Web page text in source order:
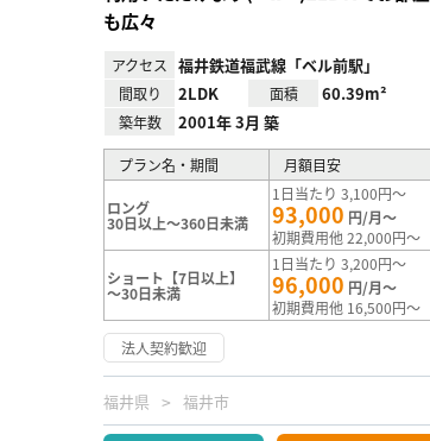
も広々
アクセス 福井鉄道福武線「ベル前駅」
間取り 2LDK 面積 60.39m²
築年数 2001年 3月 築
プラン名・期間 月額目安
ロング
30日以上～360日未満
1日当たり 3,100円～
93,000 円/月～
初期費用他 22,000円～
ショート【7日以上】
～30日未満
1日当たり 3,200円～
96,000 円/月～
初期費用他 16,500円～
法人契約歓迎
福井県 福井市